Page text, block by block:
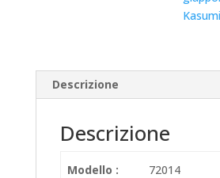
Kasumi
Descrizione
Descrizione
Modello : 72014